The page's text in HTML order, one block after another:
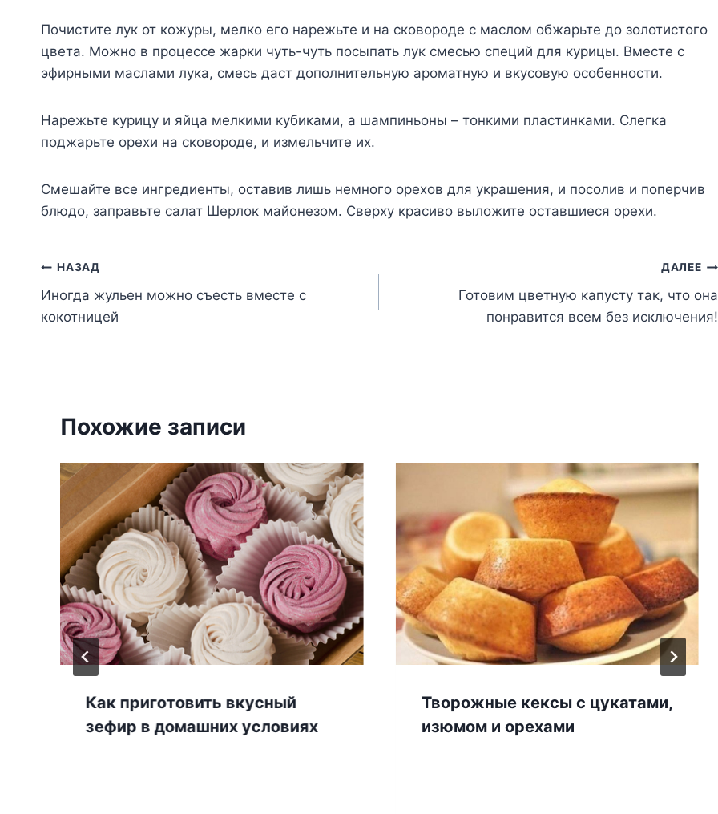
Почистите лук от кожуры, мелко его нарежьте и на сковороде с маслом обжарьте до золотистого
цвета. Можно в процессе жарки чуть-чуть посыпать лук смесью специй для курицы. Вместе с
эфирными маслами лука, смесь даст дополнительную ароматную и вкусовую особенности.
Нарежьте курицу и яйца мелкими кубиками, а шампиньоны – тонкими пластинками. Слегка
поджарьте орехи на сковороде, и измельчите их.
Смешайте все ингредиенты, оставив лишь немного орехов для украшения, и посолив и поперчив
блюдо, заправьте салат Шерлок майонезом. Сверху красиво выложите оставшиеся орехи.
Навигация
по
НАЗАД
Иногда жульен можно съесть вместе с
кокотницей
ДАЛЕЕ
Готовим цветную капусту так, что она
понравится всем без исключения!
Похожие записи
Как приготовить вкусный
зефир в домашних условиях
Творожные кексы с цукатами,
изюмом и орехами